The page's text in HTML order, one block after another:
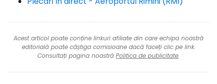
Acest articol poate conține linkuri afiliate din care echipa noastră
editorială poate câștiga comisioane dacă faceți clic pe link.
Consultați pagina noastră Politica de publicitate.